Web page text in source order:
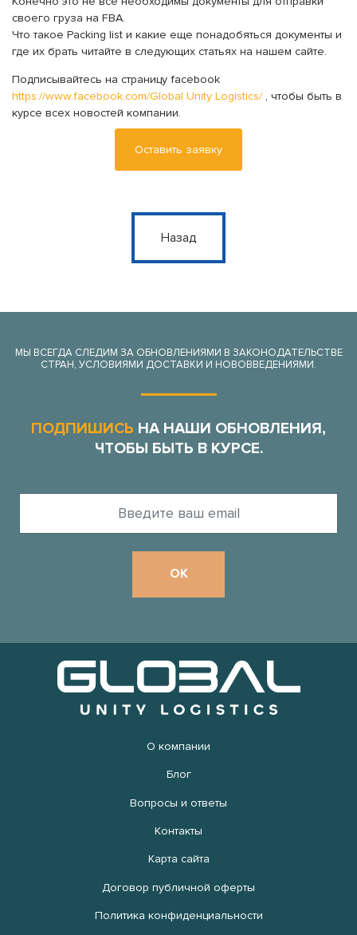
своего груза на FBA.
Что такое Packing list и какие еще понадобяться документы и
где их брать читайте в следующих статьях на нашем сайте.
Подписывайтесь на страницу facebook
https://www.facebook.com/Global Unity Logistics/ , чтобы быть в
курсе всех новостей компании.
Оставить заявку
Назад
МЫ ВСЕГДА СЛЕДИМ ЗА ОБНОВЛЕНИЯМИ В ЗАКОНОДАТЕЛЬСТВЕ
СТРАН, УСЛОВИЯМИ ДОСТАВКИ И НОВОВВЕДЕНИЯМИ.
ПОДПИШИСЬ НА НАШИ ОБНОВЛЕНИЯ,
ЧТОБЫ БЫТЬ В КУРСЕ.
О компании
Блог
Вопросы и ответы
Контакты
Карта сайта
Договор публичной оферты
Политика конфиденциальности